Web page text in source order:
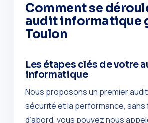
Comment se
audit informatique
Toulon
Les étapes clés de votre
informatique
Nous proposons un premier
sécurité et la performance, sans
d’abord, vous pouvez nous